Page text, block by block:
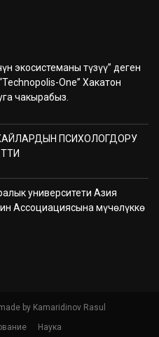
экосистеманы түзүү” деген
One” Хакатон
чакырабыз.
ПСИХОЛОГДОРУ
университети Азия
Ассоциациясына мүчөлүккө
by Kamaridinov Rasul
Наука